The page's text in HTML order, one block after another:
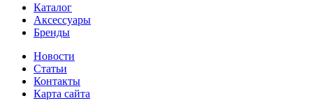
Каталог
Аксессуары
Бренды
Новости
Статьи
Контакты
Карта сайта